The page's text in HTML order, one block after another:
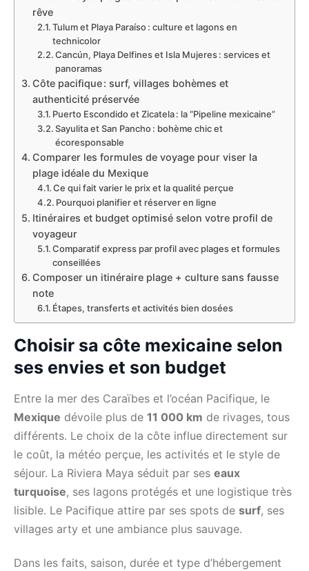
rêve
Tulum et Playa Paraíso : culture et lagons en
technicolor
Cancún, Playa Delfines et Isla Mujeres : services et
panoramas
Côte pacifique : surf, villages bohèmes et
authenticité préservée
Puerto Escondido et Zicatela : la “Pipeline mexicaine”
Sayulita et San Pancho : bohème chic et
écoresponsable
Comparer les formules de voyage pour viser la
plage idéale du Mexique
Ce qui fait varier le prix et la qualité perçue
Pourquoi planifier et réserver en ligne
Itinéraires et budget optimisé selon votre profil de
voyageur
Comparatif express par profil avec plages et formules
conseillées
Composer un itinéraire plage + culture sans fausse
note
Étapes, transferts et activités bien dosées
Choisir sa côte mexicaine selon
ses envies et son budget
Entre la mer des Caraïbes et l’océan Pacifique, le
Mexique dévoile plus de 11 000 km de rivages, tous
différents. Le choix de la côte influe directement sur
le coût, la météo perçue, les activités et le style de
séjour. La Riviera Maya séduit par ses eaux
turquoise, ses lagons protégés et une logistique très
lisible. Le Pacifique attire par ses spots de surf, ses
villages arty et une ambiance plus sauvage.
Dans les faits, saison, durée et type d’hébergement